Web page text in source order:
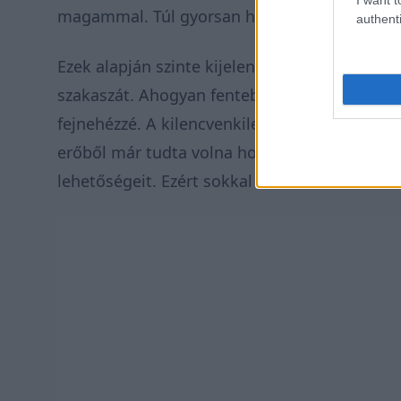
magammal. Túl gyorsan hoztam döntéseket,
Ezek alapján szinte kijelenthető, hogy
szakaszát. Ahogyan fentebb is említettük, a
fejnehézzé. A kilencvenkilencszeres
erőből már tudta volna hozni a jó
lehetőségeit. Ezért sokkal többet kellett